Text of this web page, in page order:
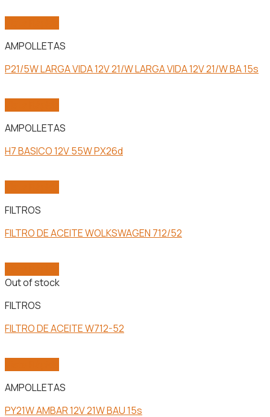
AMPOLLETAS
P21/5W LARGA VIDA 12V 21/W LARGA VIDA 12V 21/W BA 15s
AMPOLLETAS
H7 BASICO 12V 55W PX26d
FILTROS
FILTRO DE ACEITE WOLKSWAGEN 712/52
Out of stock
FILTROS
FILTRO DE ACEITE W712-52
AMPOLLETAS
PY21W AMBAR 12V 21W BAU 15s